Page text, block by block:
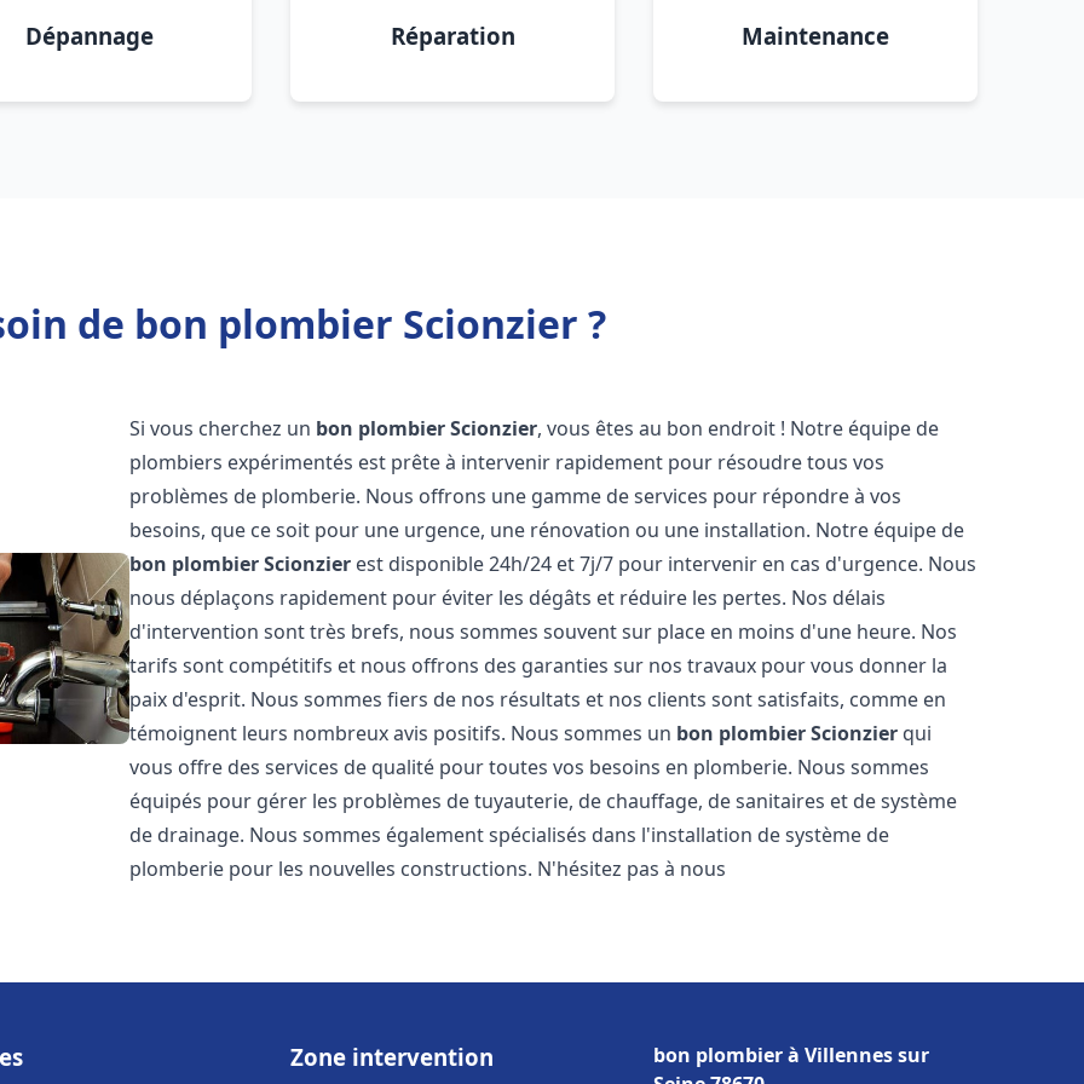
Dépannage Réparation Maintenance
de bon plombier Scionzier ?
Si vous cherchez un bon plombierScionzier, vous êtes au bon endroit ! Notre équipe de
plombiers expérimentés est prête à intervenir rapidement pour résoudre tous vos
problèmes de plomberie. Nous offrons une gamme de services pour répondre à vos
besoins, que ce soit pour une urgence, une rénovation ou une installation. Notre équipe de
bon plombierScionzier est disponible 24h/24 et 7j/7 pour intervenir en cas d'urgence. Nous
nous déplaçons rapidement pour éviter les dégâts et réduire les pertes. Nos délais
d'intervention sont très brefs, nous sommes souvent sur place en moins d'une heure. Nos
tarifs sont compétitifs et nous offrons des garanties sur nos travaux pour vous donner la
paix d'esprit. Nous sommes fiers de nos résultats et nos clients sont satisfaits, comme en
témoignent leurs nombreux avis positifs. Nous sommes un bon plombierScionzier qui
vous offre des services de qualité pour toutes vos besoins en plomberie. Nous sommes
équipés pour gérer les problèmes de tuyauterie, de chauffage, de sanitaires et de système
de drainage. Nous sommes également spécialisés dans l'installation de système de
plomberie pour les nouvelles constructions. N'hésitez pas à nous
Zone intervention
bon plombier à Villennes sur